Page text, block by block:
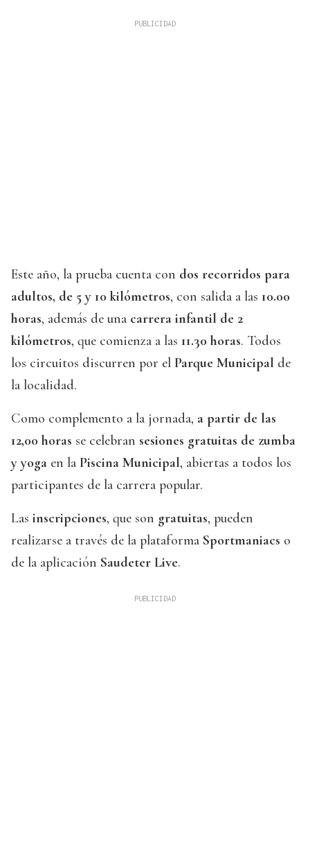
Este año, la prueba cuenta con dos recorridos para
adultos, de 5 y 10 kilómetros, con salida a las 10.00
horas, además de una carrera infantil de 2
kilómetros, que comienza a las 11.30 horas. Todos
los circuitos discurren por el Parque Municipal de
la localidad.
Como complemento a la jornada, a partir de las
12,00 horas se celebran sesiones gratuitas de zumba
y yoga en la Piscina Municipal, abiertas a todos los
participantes de la carrera popular.
Las inscripciones, que son gratuitas, pueden
realizarse a través de la plataforma Sportmaniacs o
de la aplicación Saudeter Live.